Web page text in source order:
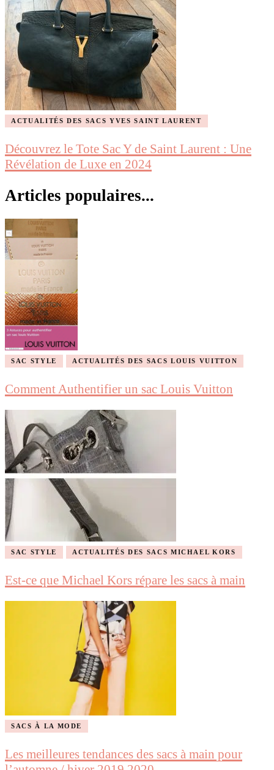
ACTUALITÉS DES SACS YVES SAINT LAURENT
Découvrez le Tote Sac Y de Saint Laurent : Une
Révélation de Luxe en 2024
Articles populaires...
SAC STYLE ACTUALITÉS DES SACS LOUIS VUITTON
Comment Authentifier un sac Louis Vuitton
SAC STYLE ACTUALITÉS DES SACS MICHAEL KORS
Est-ce que Michael Kors répare les sacs à main
SACS À LA MODE
Les meilleures tendances des sacs à main pour